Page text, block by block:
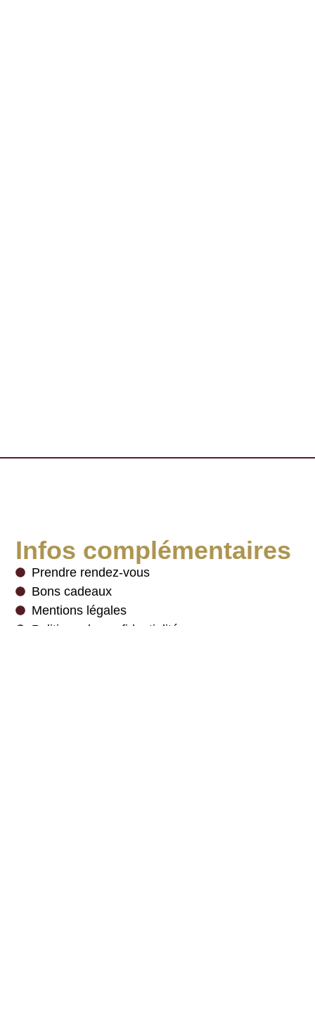
Infos complémentaires
Prendre rendez-vous
Bons cadeaux
Mentions légales
Politique de confidentialité